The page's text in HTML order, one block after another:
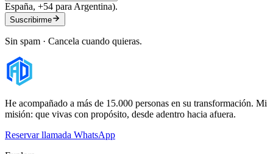
España, +54 para Argentina).
Suscribirme
Sin spam · Cancela cuando quieras.
He acompañado a más de 15.000 personas en su transformación. Mi
misión: que vivas con propósito, desde adentro hacia afuera.
Reservar llamada WhatsApp